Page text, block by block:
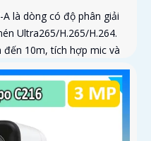
A là dòng có độ phân giải
Ultra265/H.265/H.264.
10m, tích hợp mic và